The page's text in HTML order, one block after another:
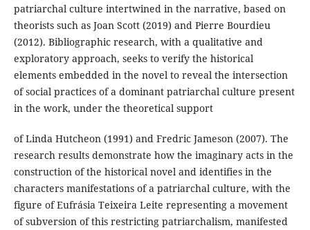
patriarchal culture intertwined in the narrative, based on
theorists such as Joan Scott (2019) and Pierre Bourdieu
(2012). Bibliographic research, with a qualitative and
exploratory approach, seeks to verify the historical
elements embedded in the novel to reveal the intersection
of social practices of a dominant patriarchal culture present
in the work, under the theoretical support
of Linda Hutcheon (1991) and Fredric Jameson (2007). The
research results demonstrate how the imaginary acts in the
construction of the historical novel and identifies in the
characters manifestations of a patriarchal culture, with the
figure of Eufrásia Teixeira Leite representing a movement
of subversion of this restricting patriarchalism, manifested